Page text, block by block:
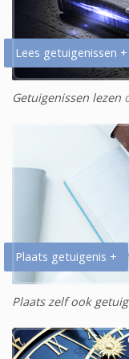
Lees getuigenissen +
Getuigenissen lezen
Plaats getuigenis +
Plaats zelf ook